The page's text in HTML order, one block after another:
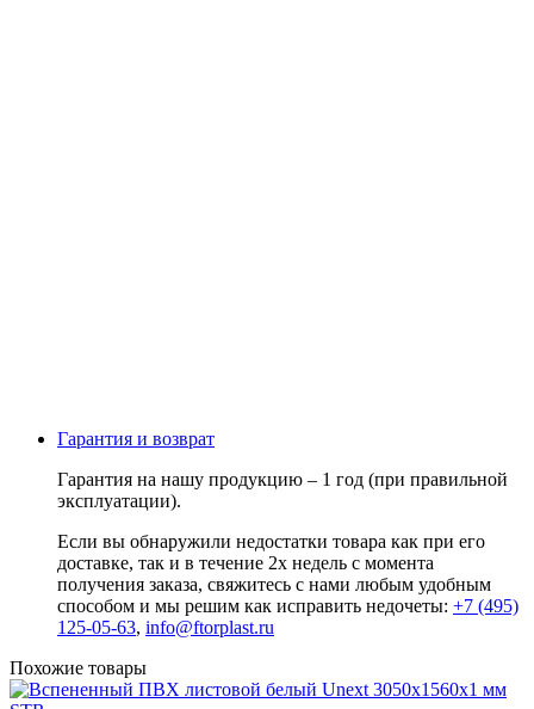
Гарантия и возврат
Гарантия на нашу продукцию – 1 год (при правильной
эксплуатации).
Если вы обнаружили недостатки товара как при его
доставке, так и в течение 2х недель с момента
получения заказа, свяжитесь с нами любым удобным
способом и мы решим как исправить недочеты: +7 (495)
125-05-63, info@ftorplast.ru
Похожие товары